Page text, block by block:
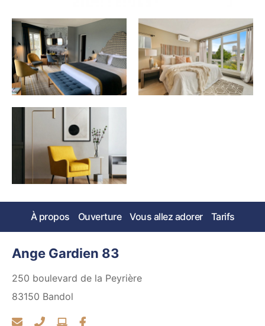
À propos Ouverture Vous allez adorer Tarifs
Ange Gardien 83
250 boulevard de la Peyrière
83150 Bandol